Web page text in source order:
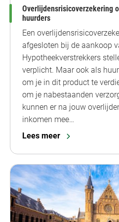
Overlijdensrisicoverzekering
huurders
Een
afgesloten bij de aankoop
Hypotheekverstrekkers
verplicht. Maar ook als
om je in dit product te
om je nabestaanden
kunnen er na jouw
inkomen mee…
Lees meer